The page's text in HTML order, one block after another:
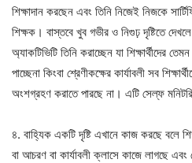
শিক্ষাদান করছেন এবং তিনি নিজেই নিজকে
শিক্ষক। বাস্তবে খুব গভীর ও নিগুঢ় দৃষ্টিতে
অ্যাকটিভিটি তিনি করাচ্ছেন যা শিক্ষার্থীদের
পাচ্ছেনা কিংবা শ্রেণীকক্ষের কার্যাবলী সব
অংশগ্রহণ করাতে পারছে না। এটি সেল্ফ
৪. বাহ্যিক একটি দৃষ্টি এখানে কাজ করছে বলে
বা আচরণ বা কার্যাবলী ক্লাসে কাজে লাগছে